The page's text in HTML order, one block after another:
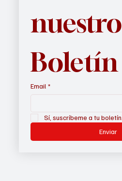
nuestro
Boletín
Email *
Sí, suscríbeme a tu boletín.
Enviar